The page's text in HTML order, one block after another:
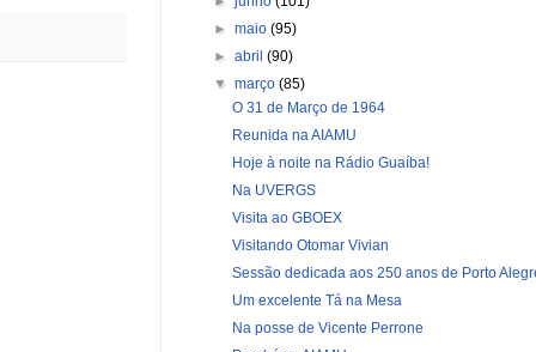
►maio(95)
►abril(90)
▼março(85)
O 31 de Março de 1964
Reunida na AIAMU
Hoje à noite na Rádio Guaíba!
Na UVERGS
Visita ao GBOEX
Visitando Otomar Vivian
Sessão dedicada aos 250 anos de Porto
Um excelente Tá na Mesa
Na posse de Vicente Perrone